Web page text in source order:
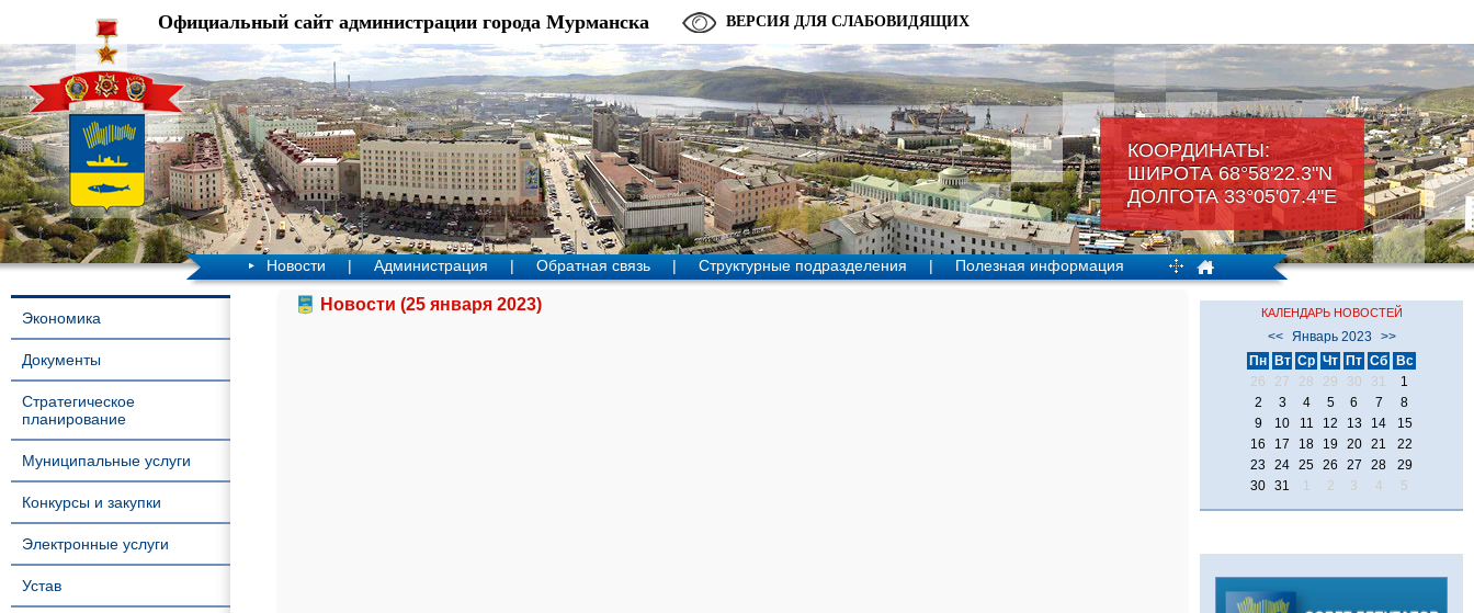
КООРДИНАТЫ:
ШИРОТА 68°58'22.3"N
ДОЛГОТА 33°05'07.4"Е
Официальный сайт администрации города Мурманска ВЕРСИЯ ДЛЯ СЛАБОВИДЯЩИХ
Новости | Администрация | Обратная связь | Структурные подразделения | Полезная информация
Экономика
Документы
Стратегическое
планирование
Муниципальные услуги
Конкурсы и закупки
Электронные услуги
Устав
Новости (25 января 2023) КАЛЕНДАРЬ НОВОСТЕЙ
<< Январь 2023
>>
Пн
Вт Ср Чт Пт Сб
Вс
26
27 28 29 30 31
1
2
3 4 5 6 7
8
9
10 11 12 13 14
15
16
17 18 19 20 21
22
23
24 25 26 27 28
29
30 31 1 2 3 4 5